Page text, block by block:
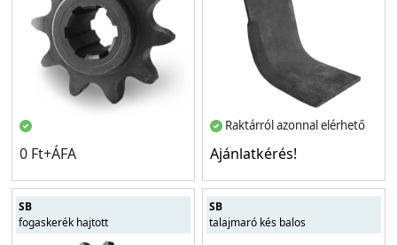
0 Ft+ÁFA
Raktárról azonnal elérhető
Ajánlatkérés!
SB
fogaskerék hajtott
SB
talajmaró kés balos